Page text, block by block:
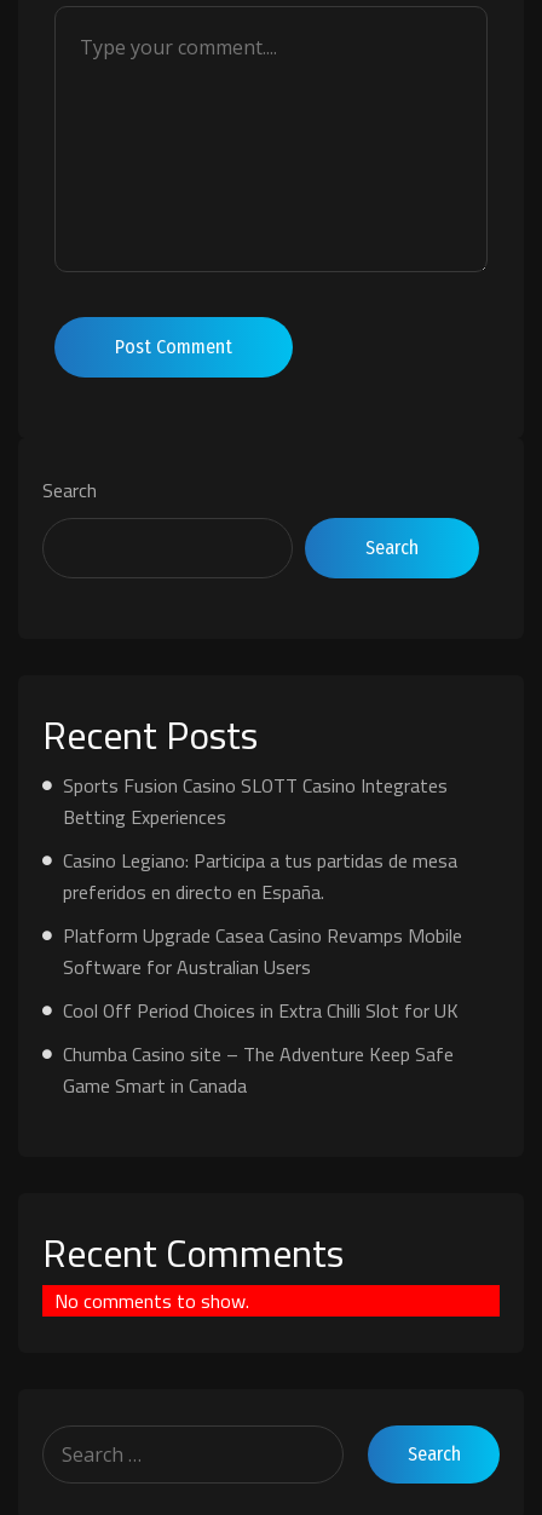
Post Comment
Search
Search
Recent Posts
Sports Fusion Casino SLOTT Casino Integrates
Betting Experiences
Casino Legiano: Participa a tus partidas de mesa
preferidos en directo en España.
Platform Upgrade Casea Casino Revamps Mobile
Software for Australian Users
Cool Off Period Choices in Extra Chilli Slot for UK
Chumba Casino site – The Adventure Keep Safe
Game Smart in Canada
Recent Comments
No comments to show.